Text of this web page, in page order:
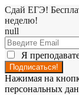
Сдай ЕГЭ!
неделю!
null
Я
Нажимая на
персональных